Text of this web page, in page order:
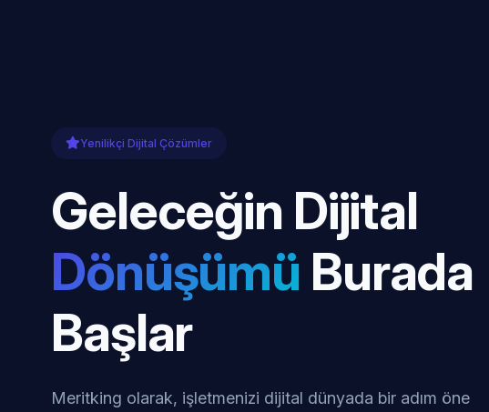
Yenilikçi Dijital Çözümler
Geleceğin Dijital
Dönüşümü Burada
Başlar
Meritking olarak, işletmenizi dijital dünyada bir adım öne